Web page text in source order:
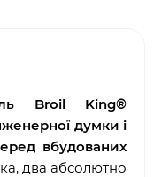
Broil King®
думки і
вбудованих
два абсолютно